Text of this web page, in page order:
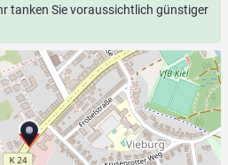
tanken Sie voraussichtlich günstiger